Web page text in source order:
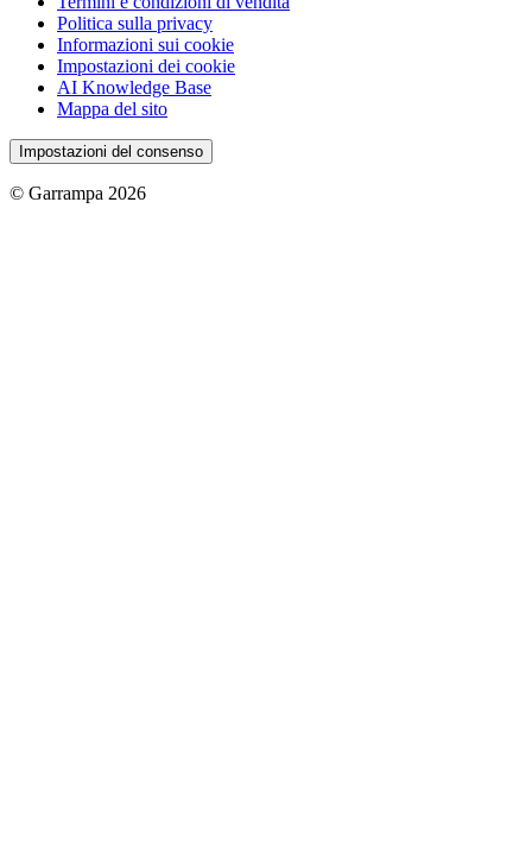
Politica sulla privacy
Informazioni sui cookie
Impostazioni dei cookie
AI Knowledge Base
Mappa del sito
Impostazioni del consenso
© Garrampa 2026